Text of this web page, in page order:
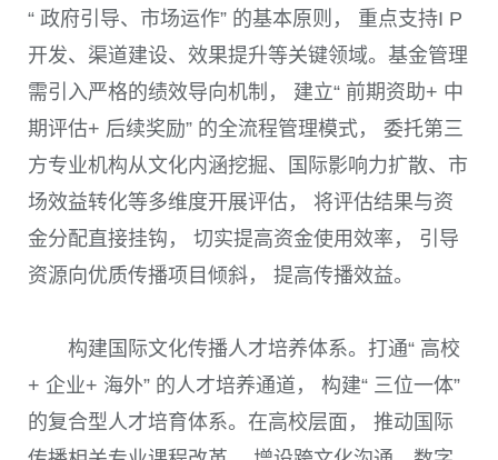
“ 政府引导、市场运作” 的基本原则， 重点支持I P
开发、渠道建设、效果提升等关键领域。基金管理
需引入严格的绩效导向机制， 建立“ 前期资助+ 中
期评估+ 后续奖励” 的全流程管理模式， 委托第三
方专业机构从文化内涵挖掘、国际影响力扩散、市
场效益转化等多维度开展评估， 将评估结果与资
金分配直接挂钩， 切实提高资金使用效率， 引导
资源向优质传播项目倾斜， 提高传播效益。
构建国际文化传播人才培养体系。打通“ 高校
+ 企业+ 海外” 的人才培养通道， 构建“ 三位一体”
的复合型人才培育体系。在高校层面， 推动国际